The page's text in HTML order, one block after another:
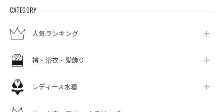
CATEGORY
人気ランキング
袴・浴衣・髪飾り
レディース水着